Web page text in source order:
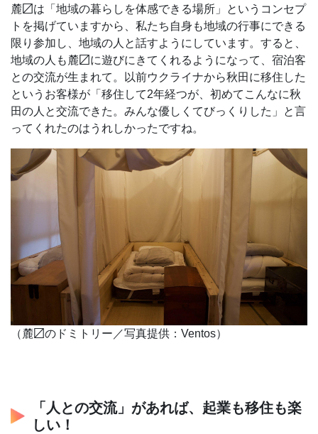
麓〼は「地域の暮らしを体感できる場所」というコンセプ
トを掲げていますから、私たち自身も地域の行事にできる
限り参加し、地域の人と話すようにしています。すると、
地域の人も麓〼に遊びにきてくれるようになって、宿泊客
との交流が生まれて。以前ウクライナから秋田に移住した
というお客様が「移住して2年経つが、初めてこんなに秋
田の人と交流できた。みんな優しくてびっくりした」と言
ってくれたのはうれしかったですね。
（麓〼のドミトリー／写真提供：Ventos）
「人との交流」があれば、起業も移住も楽
しい！